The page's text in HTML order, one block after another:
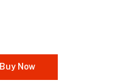
Buy Now